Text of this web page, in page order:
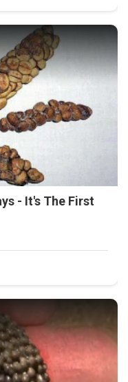
- It's The First